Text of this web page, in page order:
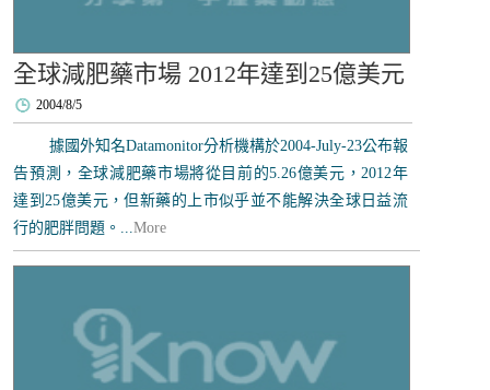
全球減肥藥市場 2012年達到25億美元
2004/8/5
據國外知名Datamonitor分析機構於2004-July-23公布報
告預測，全球減肥藥市場將從目前的5.26億美元，2012年
達到25億美元，但新藥的上市似乎並不能解決全球日益流
行的肥胖問題。...More